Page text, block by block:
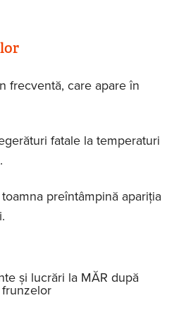
frecventă, care apare în
fatale la temperaturi
preîntâmpină apariția
și lucrări la MĂR după